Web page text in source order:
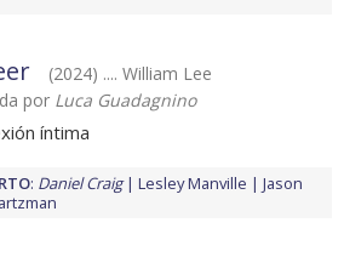
(2024) .... William Lee
por Luca Guadagnino
íntima
: Daniel Craig Lesley Manville
Jason